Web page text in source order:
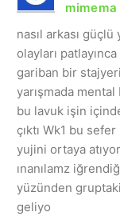
mimema
nasıl arkası güçlü
olayları
gariban bir
yarışmada
bu lavuk işin
çıktı Wk1 bu
yujini ortaya
ınanılamz
yüzünden
geliyo